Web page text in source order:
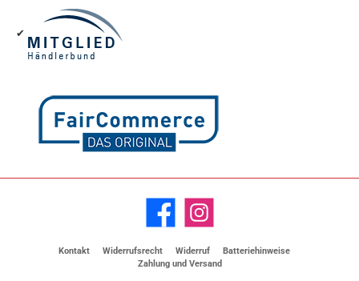
✔
Facebook Instagram
Kontakt Widerrufsrecht Widerruf
Batteriehinweise
Zahlung und Versand